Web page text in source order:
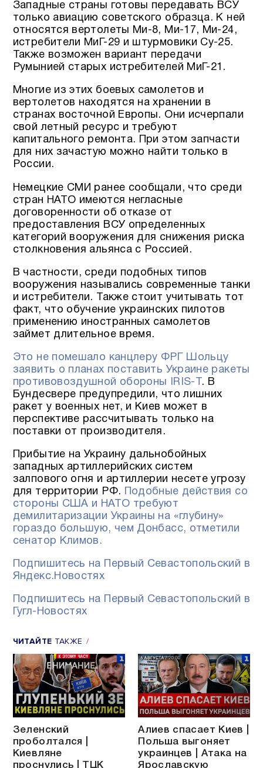
Западные страны готовы передавать ВСУ
только авиацию советского образца. К ней
относятся вертолеты Ми-8, Ми-17, Ми-24,
истребители МиГ-29 и штурмовики Су-25.
Также возможен вариант передачи
Румынией старых истребителей МиГ-21.
Многие из этих боевых самолетов и
вертолетов находятся на хранении в
странах восточной Европы. Они исчерпали
свой летный ресурс и требуют
капитального ремонта. При этом запчасти
для них зачастую можно найти только в
России.
Немецкие СМИ ранее сообщали, что среди
стран НАТО имеются негласные
договоренности об отказе от
предоставления ВСУ определенных
категорий вооружения для снижения риска
столкновения альянса с Россией.
В частности, среди подобных типов
вооружения назывались современные танки
и истребители. Также стоит учитывать тот
факт, что обучение украинских пилотов
применению иностранных самолетов
займет длительное время.
Это не помешало канцлеру ФРГ Шольцу
заявить о планах поставить Украине ракеты
противовоздушной обороны IRIS-T
. В
Бундесвере предупредили, что лишних
ракет у военных нет, и Киев может в
перспективе рассчитывать только на
поставки от производителя.
Прибытие на Украину дальнобойных
западных артиллерийских систем
залпового огня и артиллерии несете угрозу
для территории РФ.
Подобные действия со
стороны США и НАТО требуют
демилитаризации Украины на «глубину»
гораздо большую, чем Донбасс, отметили
сенатор Климов.
Подпишитесь на Первый Севастопольский в
Яндекс.Новостях
Подпишитесь на Первый Севастопольский в
Гугл-Новостях
ЧИТАЙТЕ ТАКЖЕ
Зеленский
проболтался |
Киевляне
проснулись | ТЦК
Алиев спасает Киев |
Польша выгоняет
украинцев | Атака на
Ярославскую